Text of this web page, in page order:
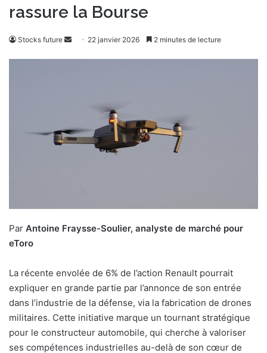
rassure la Bourse
Stocks future
Envoyer22 janvier 2026 2 minutes de lecture
Par Antoine Fraysse-Soulier, analyste de marché pour
eToro
La récente envolée de 6% de l’action Renault pourrait
expliquer en grande partie par l’annonce de son entrée
dans l’industrie de la défense, via la fabrication de drones
militaires. Cette initiative marque un tournant stratégique
pour le constructeur automobile, qui cherche à valoriser
ses compétences industrielles au-delà de son cœur de